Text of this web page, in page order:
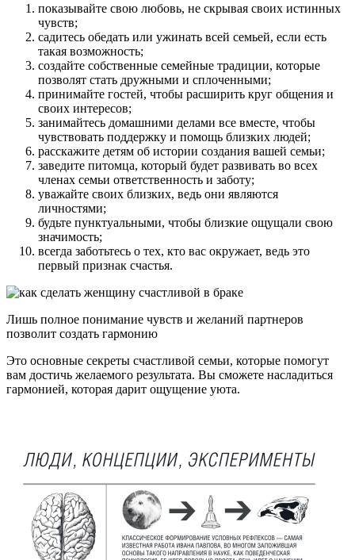
показывайте свою любовь, не скрывая своих истинных
чувств;
садитесь обедать или ужинать всей семьей, если есть
такая возможность;
создайте собственные семейные традиции, которые
позволят стать дружными и сплоченными;
принимайте гостей, чтобы расширить круг общения и
своих интересов;
занимайтесь домашними делами все вместе, чтобы
чувствовать поддержку и помощь близких людей;
расскажите детям об истории создания вашей семьи;
заведите питомца, который будет развивать во всех
членах семьи ответственность и заботу;
уважайте своих близких, ведь они являются
личностями;
будьте пунктуальными, чтобы близкие ощущали свою
значимость;
всегда заботьтесь о тех, кто вас окружает, ведь это
первый признак счастья.
Лишь полное понимание чувств и желаний партнеров
позволит создать гармонию
Это основные секреты счастливой семьи, которые помогут
вам достичь желаемого результата. Вы сможете насладиться
гармонией, которая дарит ощущение уюта.